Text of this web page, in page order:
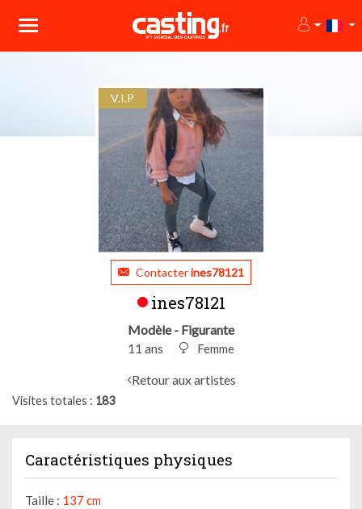
V.I.P
Contacterines78121
ines78121
Modèle - Figurante
11 ans Femme
Retour aux artistes
Visites totales 183
Caractéristiques physiques
Taille : 137 cm